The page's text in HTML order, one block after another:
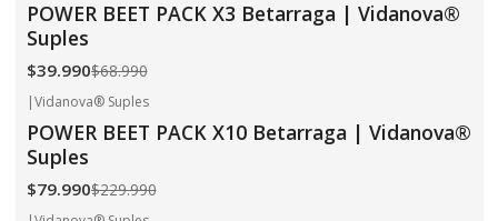
POWER BEET PACK X3 Betarraga | Vidanova®
Suples
$39.990$68.990
|Vidanova® Suples
POWER BEET PACK X10 Betarraga | Vidanova®
Suples
$79.990$229.990